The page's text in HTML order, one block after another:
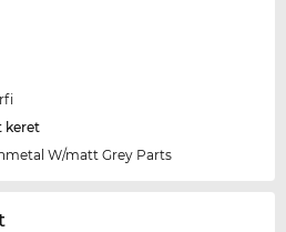
keret
W/matt Grey Parts